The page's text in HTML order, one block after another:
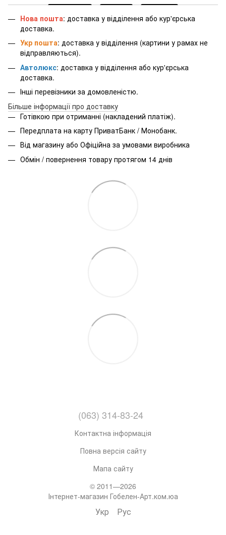
Нова пошта: доставка у відділення або кур'єрська
доставка.
Укр пошта: доставка у відділення (картини у рамах не
відправляються).
Автолюкс: доставка у відділення або кур'єрська
доставка.
Інші перевізники за домовленістю.
Більше інформації про доставку
Готівкою при отриманні (накладений платіж).
Передплата на карту ПриватБанк / Монобанк.
Від магазину або Офіційна за умовами виробника
Обмін / повернення товару протягом 14 днів
(063) 314-83-24
Контактна інформація
Повна версія сайту
Мапа сайту
© 2011—2026
Інтернет-магазин Гобелен-Арт.ком.юа
Укр Рус